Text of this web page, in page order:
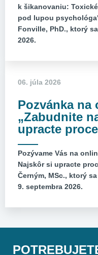
k šikanovaniu:
pod lupou
Fonville, PhD., ktorý
2026.
Pozvánka na
„Zabudnite
upracte
Pozývame Vás na
Najskôr si upracte
Černým, MSc., ktorý
9. septembra 2026.
06. júla 2026